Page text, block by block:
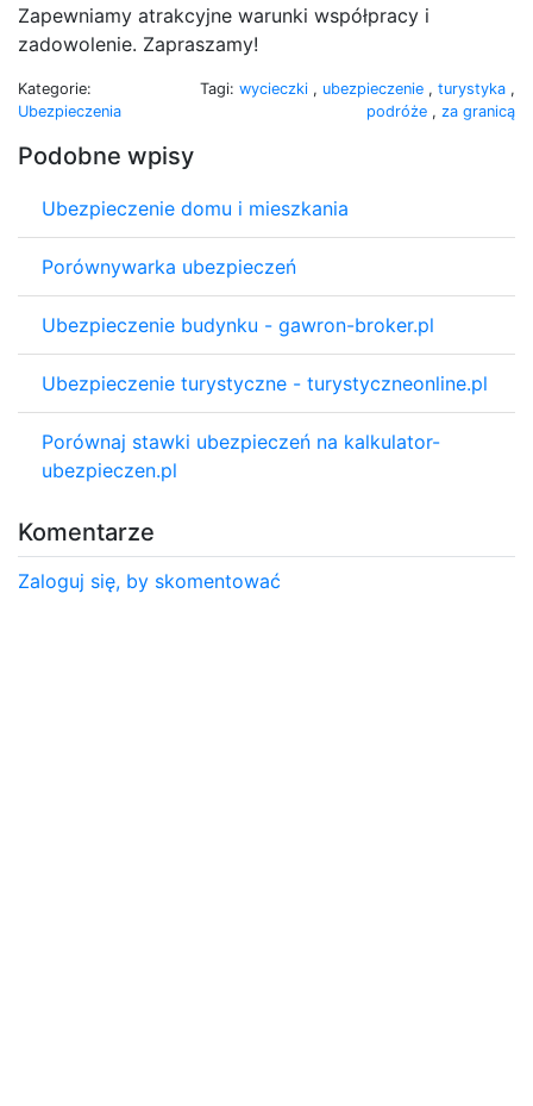
Zapewniamy atrakcyjne warunki współpracy i
zadowolenie. Zapraszamy!
Kategorie:
Ubezpieczenia
Tagi: wycieczki , ubezpieczenie , turystyka ,
podróże , za granicą
Podobne wpisy
Ubezpieczenie domu i mieszkania
Porównywarka ubezpieczeń
Ubezpieczenie budynku - gawron-broker.pl
Ubezpieczenie turystyczne - turystyczneonline.pl
Porównaj stawki ubezpieczeń na kalkulator-
ubezpieczen.pl
Komentarze
Zaloguj się, by skomentować